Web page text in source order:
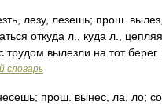
лезу, лезешь; прош.
откуда л., куда л.,
трудом вылезли на тот
словарь
прош. вынес, ла, ло;